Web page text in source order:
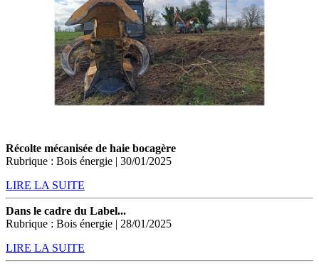
Récolte mécanisée de haie bocagère
Rubrique : Bois énergie | 30/01/2025
LIRE LA SUITE
Dans le cadre du Label...
Rubrique : Bois énergie | 28/01/2025
LIRE LA SUITE